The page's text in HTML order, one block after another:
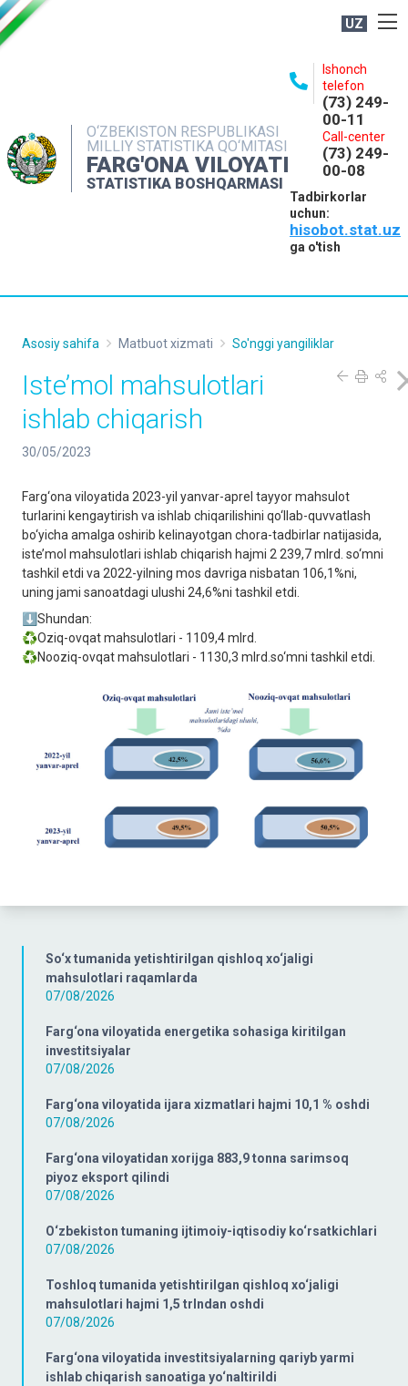
UZ
O‘ZBEKISTON RESPUBLIKASI
MILLIY STATISTIKA QO‘MITASI
FARG'ONA VILOYATI
STATISTIKA BOSHQARMASI
Ishonch
telefon
(73) 249-
00-11
Call-center
(73) 249-
00-08
Tadbirkorlar
uchun:
hisobot.stat.uz
ga o'tish
NASHRLAR
INTERAKTIV XIZMATLAR
MATBUOT XIZMATI
So‘x tumanida yetishtirilgan qishloq xo‘jaligi
mahsulotlari raqamlarda
07/08/2026
Farg‘ona viloyatida energetika sohasiga kiritilgan
investitsiyalar
07/08/2026
Farg‘ona viloyatida ijara xizmatlari hajmi 10,1 % oshdi
07/08/2026
Farg‘ona viloyatidan xorijga 883,9 tonna sarimsoq
piyoz eksport qilindi
07/08/2026
O‘zbekiston tumaning ijtimoiy-iqtisodiy ko‘rsatkichlari
07/08/2026
Toshloq tumanida yetishtirilgan qishloq xo‘jaligi
mahsulotlari hajmi 1,5 trlndan oshdi
07/08/2026
Farg‘ona viloyatida investitsiyalarning qariyb yarmi
ishlab chiqarish sanoatiga yo‘naltirildi
Asosiy sahifa Matbuot xizmati So'nggi yangiliklar
Iste’mol mahsulotlari
ishlab chiqarish
30/05/2023
Farg‘ona viloyatida 2023-yil yanvar-aprel tayyor mahsulot
turlarini kengaytirish va ishlab chiqarilishini qo‘llab-quvvatlash
bo‘yicha amalga oshirib kelinayotgan chora-tadbirlar natijasida,
iste’mol mahsulotlari ishlab chiqarish hajmi 2 239,7 mlrd. so‘mni
tashkil etdi va 2022-yilning mos davriga nisbatan 106,1%ni,
uning jami sanoatdagi ulushi 24,6%ni tashkil etdi.
⬇️Shundan:
♻️Oziq-ovqat mahsulotlari - 1109,4 mlrd.
♻️Nooziq-ovqat mahsulotlari - 1130,3 mlrd.so‘mni tashkil etdi.